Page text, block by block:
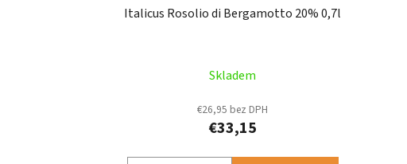
Italicus Rosolio di Bergamotto 20% 0,7l
Skladem
€26,95 bez DPH
€33,15